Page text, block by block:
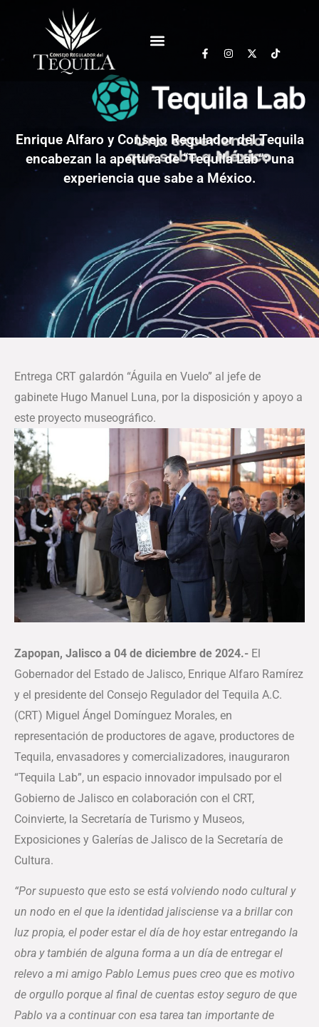
Enrique Alfaro y Consejo Regulador del Tequila
encabezan la apertura de “Tequila Lab”: una
experiencia que sabe a México.
Entrega CRT galardón “Águila en Vuelo” al jefe de
gabinete Hugo Manuel Luna, por la disposición y apoyo a
este proyecto museográfico.
Zapopan, Jalisco a 04 de diciembre de 2024.- El
Gobernador del Estado de Jalisco, Enrique Alfaro Ramírez
y el presidente del Consejo Regulador del Tequila A.C.
(CRT) Miguel Ángel Domínguez Morales, en
representación de productores de agave, productores de
Tequila, envasadores y comercializadores, inauguraron
“Tequila Lab”, un espacio innovador impulsado por el
Gobierno de Jalisco en colaboración con el CRT,
Coinvierte, la Secretaría de Turismo y Museos,
Exposiciones y Galerías de Jalisco de la Secretaría de
Cultura.
“Por supuesto que esto se está volviendo nodo cultural y
un nodo en el que la identidad jalisciense va a brillar con
luz propia, el poder estar el día de hoy estar entregando la
obra y también de alguna forma a un día de entregar el
relevo a mi amigo Pablo Lemus pues creo que es motivo
de orgullo porque al final de cuentas estoy seguro de que
Pablo va a continuar con esa tarea tan importante de